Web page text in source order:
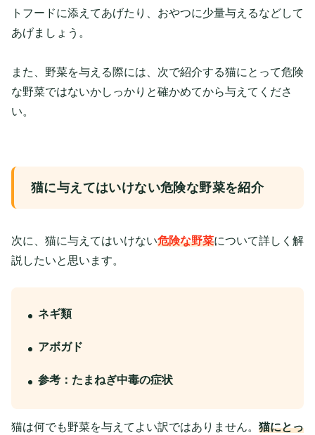
トフードに添えてあげたり、おやつに少量与えるなどして
あげましょう。
また、野菜を与える際には、次で紹介する猫にとって危険
な野菜ではないかしっかりと確かめてから与えてくださ
い。
猫に与えてはいけない危険な野菜を紹介
次に、猫に与えてはいけない危険な野菜について詳しく解
説したいと思います。
ネギ類
アボガド
参考：たまねぎ中毒の症状
猫は何でも野菜を与えてよい訳ではありません。 猫にとっ